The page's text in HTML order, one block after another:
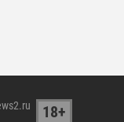
18+